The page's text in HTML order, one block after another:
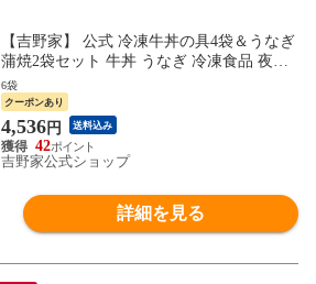
【吉野家】 公式 冷凍牛丼の具4袋＆うなぎ
蒲焼2袋セット 牛丼 うなぎ 冷凍食品 夜食
お昼ごはん ギフト・仕送りにも！ 無くな
り次第終了
6袋
クーポンあり
4,536円 送料込み
42
吉野家公式ショップ
詳細を見る